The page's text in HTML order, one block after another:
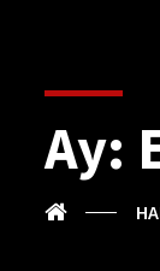
Ay: